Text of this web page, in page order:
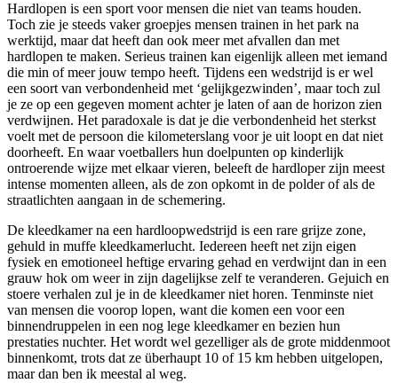
Hardlopen is een sport voor mensen die niet van teams houden.
Toch zie je steeds vaker groepjes mensen trainen in het park na
werktijd, maar dat heeft dan ook meer met afvallen dan met
hardlopen te maken. Serieus trainen kan eigenlijk alleen met iemand
die min of meer jouw tempo heeft. Tijdens een wedstrijd is er wel
een soort van verbondenheid met ‘gelijkgezwinden’, maar toch zul
je ze op een gegeven moment achter je laten of aan de horizon zien
verdwijnen. Het paradoxale is dat je die verbondenheid het sterkst
voelt met de persoon die kilometerslang voor je uit loopt en dat niet
doorheeft. En waar voetballers hun doelpunten op kinderlijk
ontroerende wijze met elkaar vieren, beleeft de hardloper zijn meest
intense momenten alleen, als de zon opkomt in de polder of als de
straatlichten aangaan in de schemering.
De kleedkamer na een hardloopwedstrijd is een rare grijze zone,
gehuld in muffe kleedkamerlucht. Iedereen heeft net zijn eigen
fysiek en emotioneel heftige ervaring gehad en verdwijnt dan in een
grauw hok om weer in zijn dagelijkse zelf te veranderen. Gejuich en
stoere verhalen zul je in de kleedkamer niet horen. Tenminste niet
van mensen die voorop lopen, want die komen een voor een
binnendruppelen in een nog lege kleedkamer en bezien hun
prestaties nuchter. Het wordt wel gezelliger als de grote middenmoot
binnenkomt, trots dat ze überhaupt 10 of 15 km hebben uitgelopen,
maar dan ben ik meestal al weg.